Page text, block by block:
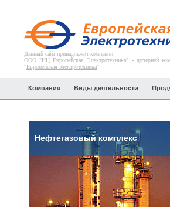
Данный сайт принадлежит компании
ООО "ИЦ Европейская Электротехника" - дочерней
"Европейская электротехника"
Компания Виды деятельности
Нефтегазовый комплекс